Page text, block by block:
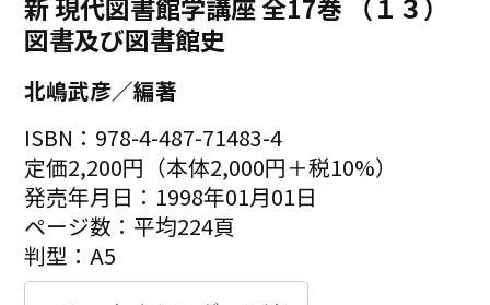
新 現代図書館学講座 全17巻 （１３）
図書及び図書館史
北嶋武彦／編著
ISBN：978-4-487-71483-4
定価2,200円（本体2,000円＋税10%）
発売年月日：1998年01月01日
ページ数：平均224頁
判型：A5